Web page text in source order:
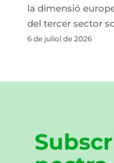
la dimensió
del tercer sector
6 de juliol de 2026